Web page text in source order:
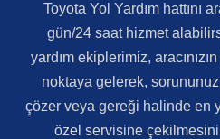
Toyota Yol Yardım hattını
gün/24 saat hizmet
yardım ekiplerimiz,
noktaya gelerek,
çözer veya gereği halinde en
özel servisine